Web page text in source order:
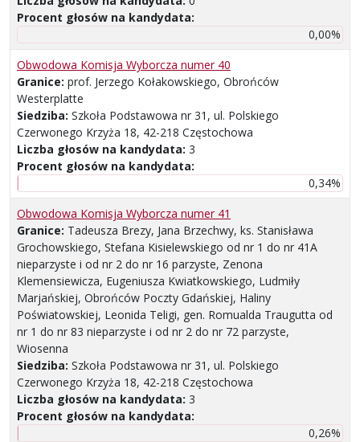
Procent głosów na kandydata:
0,00%
Obwodowa Komisja Wyborcza numer 40
Granice: prof. Jerzego Kołakowskiego, Obrońców
Westerplatte
Siedziba: Szkoła Podstawowa nr 31, ul. Polskiego
Czerwonego Krzyża 18, 42-218 Częstochowa
Liczba głosów na kandydata: 3
Procent głosów na kandydata:
0,34%
Obwodowa Komisja Wyborcza numer 41
Granice: Tadeusza Brezy, Jana Brzechwy, ks. Stanisława
Grochowskiego, Stefana Kisielewskiego od nr 1 do nr 41A
nieparzyste i od nr 2 do nr 16 parzyste, Zenona
Klemensiewicza, Eugeniusza Kwiatkowskiego, Ludmiły
Marjańskiej, Obrońców Poczty Gdańskiej, Haliny
Poświatowskiej, Leonida Teligi, gen. Romualda Traugutta od
nr 1 do nr 83 nieparzyste i od nr 2 do nr 72 parzyste,
Wiosenna
Siedziba: Szkoła Podstawowa nr 31, ul. Polskiego
Czerwonego Krzyża 18, 42-218 Częstochowa
Liczba głosów na kandydata: 3
Procent głosów na kandydata:
0,26%